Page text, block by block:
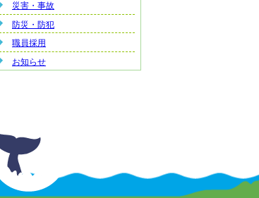
災害・事故
防災・防犯
職員採用
お知らせ